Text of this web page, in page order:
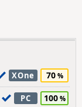
XOne 70
PC 100